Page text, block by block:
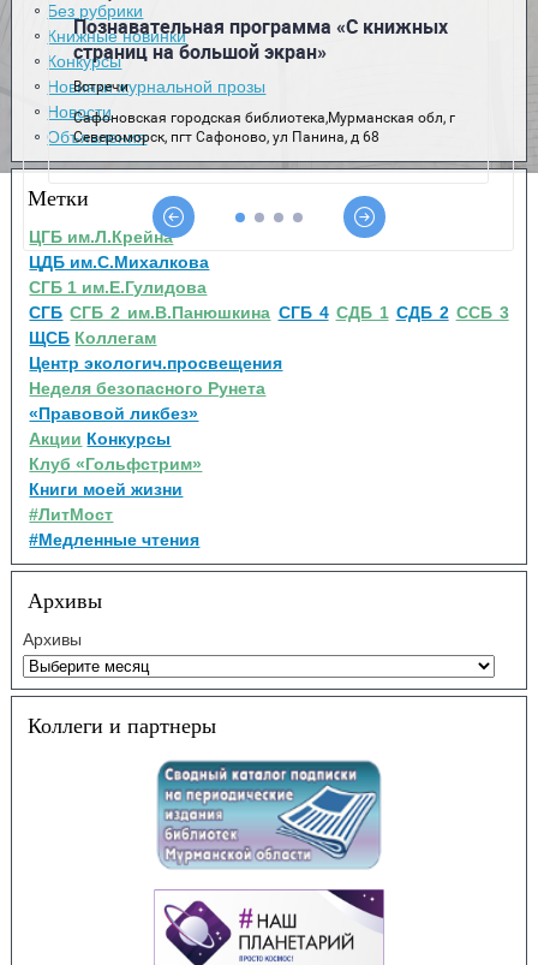
Без рубрики
Книжные новинки
Конкурсы
Новинки журнальной прозы
Новости
Объявления
Метки
ЦГБ им.Л.Крейна
ЦДБ им.С.Михалкова
СГБ 1 им.Е.Гулидова
СГБ СГБ 2 им.В.Панюшкина СГБ 4 СДБ 1 СДБ 2 ССБ 3
ЩСБ Коллегам
Центр экологич.просвещения
Неделя безопасного Рунета
«Правовой ликбез»
Акции Конкурсы
Клуб «Гольфстрим»
Книги моей жизни
#ЛитМост
#Медленные чтения
Архивы
Архивы
Коллеги и партнеры